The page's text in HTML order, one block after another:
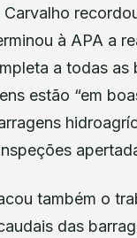
Carvalho
à APA a
a todas as
estão “em
também o
das